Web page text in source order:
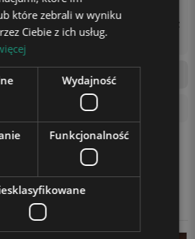
użyciem kostki zasilającej
(np. od telefonu) lub gniaz
da USB w laptopie.
18 x 16,5 cm
kategorii
które zebrali w wyniku
Ciebie z ich usług.
Wydajność
Funkcjonalność